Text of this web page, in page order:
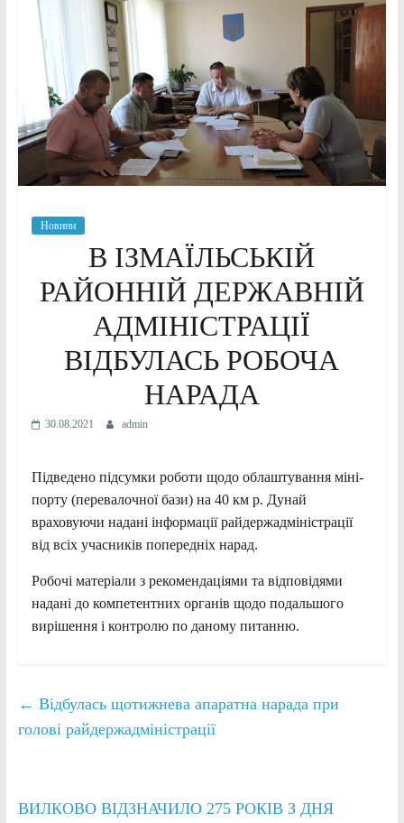
Новини
В ІЗМАЇЛЬСЬКІЙ
РАЙОННІЙ ДЕРЖАВНІЙ
АДМІНІСТРАЦІЇ
ВІДБУЛАСЬ РОБОЧА
НАРАДА
30.08.2021 admin
Підведено підсумки роботи щодо облаштування міні-
порту (перевалочної бази) на 40 км р. Дунай
враховуючи надані інформації райдержадміністрації
від всіх учасників попередніх нарад.
Робочі матеріали з рекомендаціями та відповідями
надані до компетентних органів щодо подальшого
вирішення і контролю по даному питанню.
← Відбулась щотижнева апаратна нарада при
голові райдержадміністрації
ВИЛКОВО ВІДЗНАЧИЛО 275 РОКІВ З ДНЯ